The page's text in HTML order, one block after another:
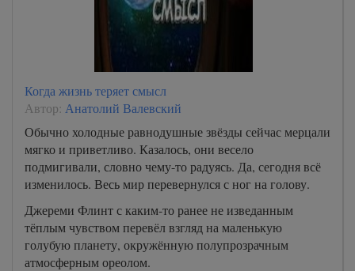
Когда жизнь теряет смысл
Автор: Анатолий Валевский
Обычно холодные равнодушные звёзды сейчас мерцали
мягко и приветливо. Казалось, они весело
подмигивали, словно чему-то радуясь. Да, сегодня всё
изменилось. Весь мир перевернулся с ног на голову.
Джереми Флинт с каким-то ранее не изведанным
тёплым чувством перевёл взгляд на маленькую
голубую планету, окружённую полупрозрачным
атмосферным ореолом.